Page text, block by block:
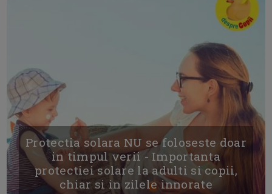
Protectia solara NU se foloseste doar
in timpul verii - Importanta
protectiei solare la adulti si copii,
chiar si in zilele innorate